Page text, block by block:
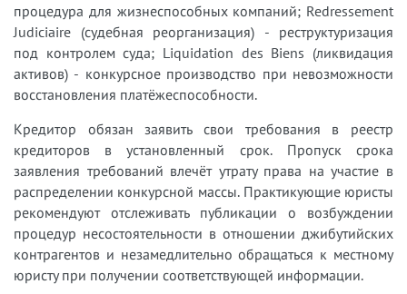
процедура для жизнеспособных компаний; Redressement
Judiciaire (судебная реорганизация) - реструктуризация
под контролем суда; Liquidation des Biens (ликвидация
активов) - конкурсное производство при невозможности
восстановления платёжеспособности.
Кредитор обязан заявить свои требования в реестр
кредиторов в установленный срок. Пропуск срока
заявления требований влечёт утрату права на участие в
распределении конкурсной массы. Практикующие юристы
рекомендуют отслеживать публикации о возбуждении
процедур несостоятельности в отношении джибутийских
контрагентов и незамедлительно обращаться к местному
юристу при получении соответствующей информации.